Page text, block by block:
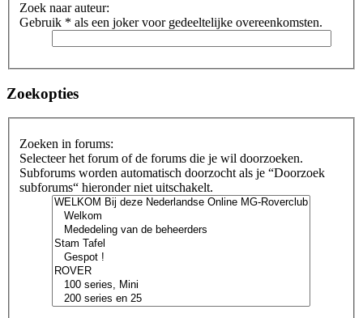
Zoek naar auteur:
Gebruik * als een joker voor gedeeltelijke overeenkomsten.
Zoekopties
Zoeken in forums:
Selecteer het forum of de forums die je wil doorzoeken.
Subforums worden automatisch doorzocht als je “Doorzoek
subforums“ hieronder niet uitschakelt.